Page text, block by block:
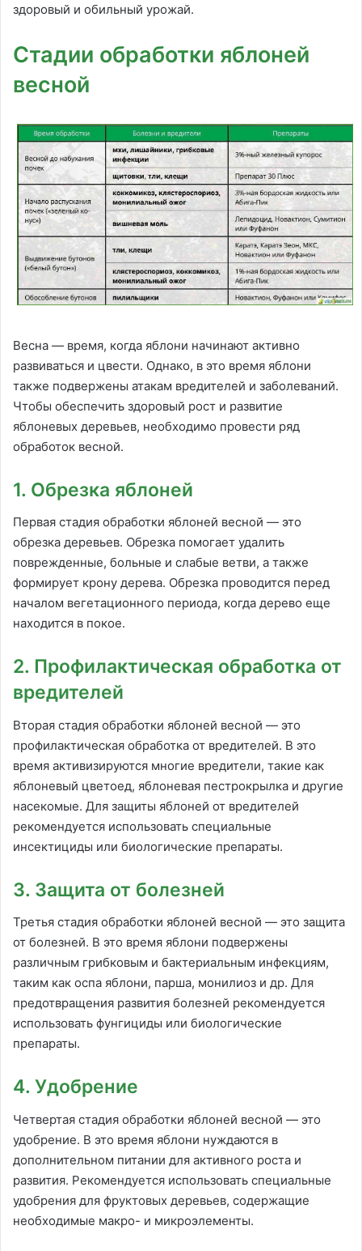
здоровый и обильный урожай.
Стадии обработки яблоней
весной
Весна — время, когда яблони начинают активно
развиваться и цвести. Однако, в это время яблони
также подвержены атакам вредителей и заболеваний.
Чтобы обеспечить здоровый рост и развитие
яблоневых деревьев, необходимо провести ряд
обработок весной.
1. Обрезка яблоней
Первая стадия обработки яблоней весной — это
обрезка деревьев. Обрезка помогает удалить
поврежденные, больные и слабые ветви, а также
формирует крону дерева. Обрезка проводится перед
началом вегетационного периода, когда дерево еще
находится в покое.
2. Профилактическая обработка от
вредителей
Вторая стадия обработки яблоней весной — это
профилактическая обработка от вредителей. В это
время активизируются многие вредители, такие как
яблоневый цветоед, яблоневая пестрокрылка и другие
насекомые. Для защиты яблоней от вредителей
рекомендуется использовать специальные
инсектициды или биологические препараты.
3. Защита от болезней
Третья стадия обработки яблоней весной — это защита
от болезней. В это время яблони подвержены
различным грибковым и бактериальным инфекциям,
таким как оспа яблони, парша, монилиоз и др. Для
предотвращения развития болезней рекомендуется
использовать фунгициды или биологические
препараты.
4. Удобрение
Четвертая стадия обработки яблоней весной — это
удобрение. В это время яблони нуждаются в
дополнительном питании для активного роста и
развития. Рекомендуется использовать специальные
удобрения для фруктовых деревьев, содержащие
необходимые макро- и микроэлементы.